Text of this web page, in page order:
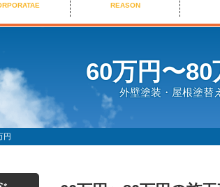
REASON
60万円〜80
外壁塗装・屋根塗替
円